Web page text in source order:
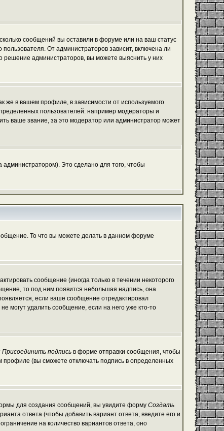
сообщений вы оставили в форуме или на ваш статус
От администраторов зависит, включена ли
решение администраторов, вы можете выяснить у них
в вашем профиле, в зависимости от используемого
пользователей: например модераторы и
ваше звание, за это модератор или администратор может
Это сделано для того, чтобы
То что вы можете делать в данном форуме
сообщение (иногда только в течении некоторого
то под ним появится небольшая надпись, она
если ваше сообщение отредактировал
могут удалить сообщение, если на него уже кто-то
Присоединить подписьв форме отправки сообщения, чтобы
профиле (вы сможете отключать подпись в определенных
для создания сообщений, вы увидите форму Создать
ответа (чтобы добавить вариант ответа, введите его и
на количество вариантов ответа, оно